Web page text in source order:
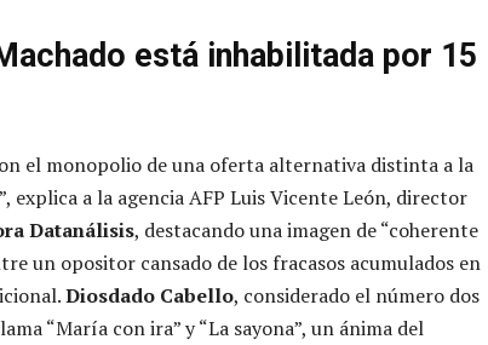
está inhabilitada por 15
el monopolio de una oferta alternativa distinta a la
explica a la agencia AFP Luis Vicente León, director
Datanálisis, destacando una imagen de “coherente
un opositor cansado de los fracasos acumulados en
Diosdado Cabello, considerado el número dos
“María con ira” y “La sayona”, un ánima del